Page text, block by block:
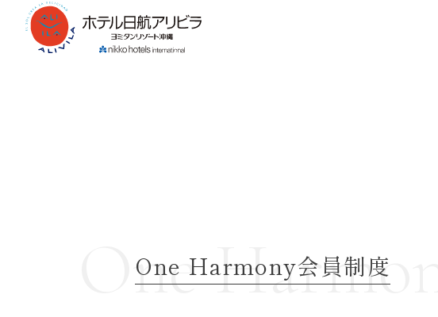
One Harmony
One Harmony会員制度